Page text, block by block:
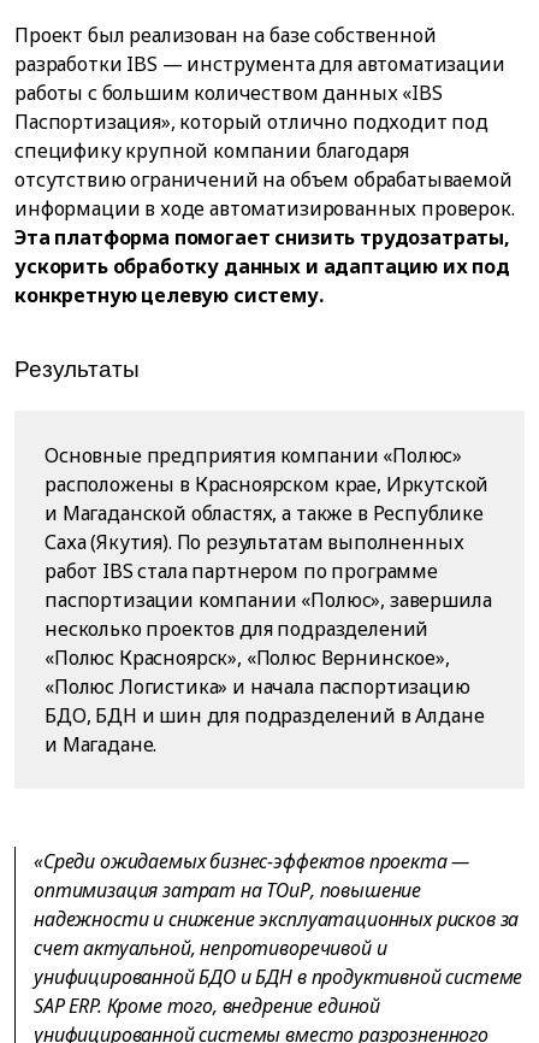
Проект был реализован на базе собственной
разработки IBS — инструмента для автоматизации
работы с большим количеством данных «IBS
Паспортизация», который отлично подходит под
специфику крупной компании благодаря
отсутствию ограничений на объем обрабатываемой
информации в ходе автоматизированных проверок.
Эта платформа помогает снизить трудозатраты,
ускорить обработку данных и адаптацию их под
конкретную целевую систему.
Результаты
Основные предприятия компании «Полюс»
расположены в Красноярском крае, Иркутской
и Магаданской областях, а также в Республике
Саха (Якутия). По результатам выполненных
работ IBS стала партнером по программе
паспортизации компании «Полюс», завершила
несколько проектов для подразделений
«Полюс Красноярск», «Полюс Вернинское»,
«Полюс Логистика» и начала паспортизацию
БДО, БДН и шин для подразделений в Алдане
и Магадане.
«Среди ожидаемых бизнес-эффектов проекта —
оптимизация затрат на ТОиР, повышение
надежности и снижение эксплуатационных рисков за
счет актуальной, непротиворечивой и
унифицированной БДО и БДН в продуктивной системе
SAP ERP. Кроме того, внедрение единой
унифицированной системы вместо разрозненного